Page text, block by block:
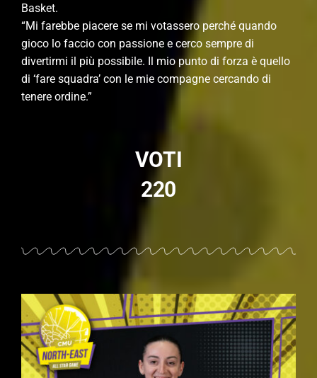
Basket.
“Mi farebbe piacere se mi votassero perché quando
gioco lo faccio con passione e cerco sempre di
divertirmi il più possibile. Il mio punto di forza è quello
di ‘fare squadra’ con le mie compagne cercando di
tenere ordine.”
VOTI
220